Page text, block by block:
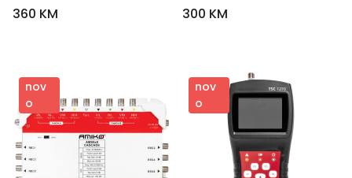
360 KM 300 KM
nov
o
nov
o